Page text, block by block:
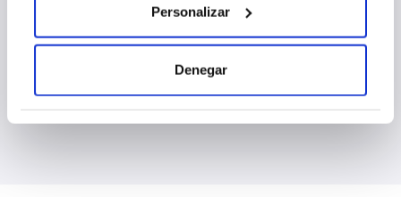
consentimiento en cualquier momento desde la
Declaración de cookies o clicando en el Menú de
Si lo permite, también quisiéramos:
Personalizar
Denegar